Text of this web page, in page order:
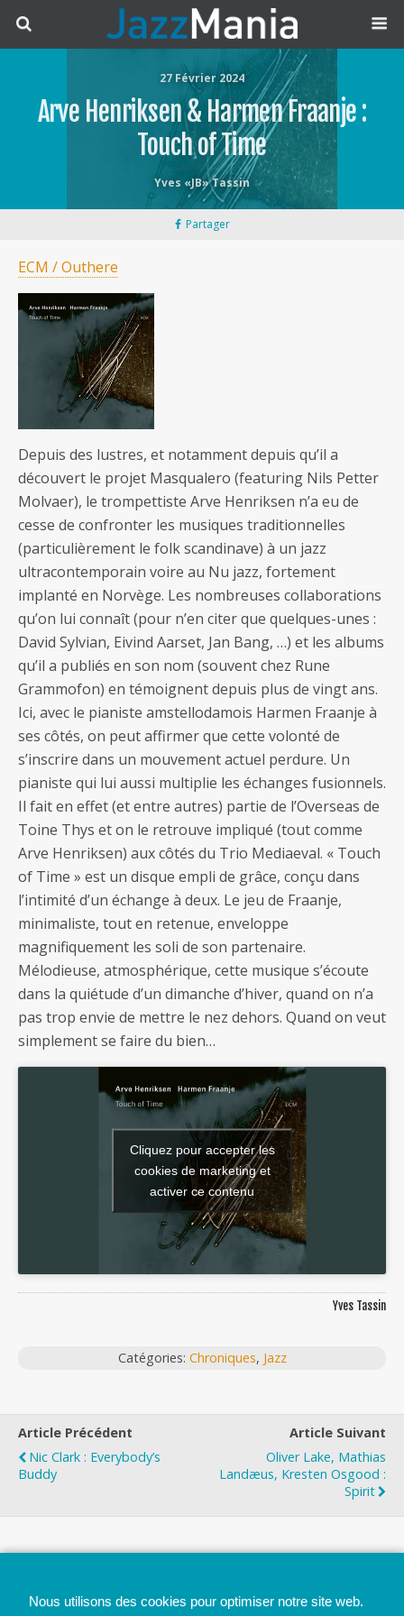
27 Février 2024
Arve Henriksen & Harmen Fraanje :
Touch of Time
Yves «JB» Tassin
Partager
ECM / Outhere
Depuis des lustres, et notamment depuis qu’il a
découvert le projet Masqualero (featuring Nils Petter
Molvaer), le trompettiste Arve Henriksen n’a eu de
cesse de confronter les musiques traditionnelles
(particulièrement le folk scandinave) à un jazz
ultracontemporain voire au Nu jazz, fortement
implanté en Norvège. Les nombreuses collaborations
qu’on lui connaît (pour n’en citer que quelques-unes :
David Sylvian, Eivind Aarset, Jan Bang, …) et les albums
qu’il a publiés en son nom (souvent chez Rune
Grammofon) en témoignent depuis plus de vingt ans.
Ici, avec le pianiste amstellodamois Harmen Fraanje à
ses côtés, on peut affirmer que cette volonté de
s’inscrire dans un mouvement actuel perdure. Un
pianiste qui lui aussi multiplie les échanges fusionnels.
Il fait en effet (et entre autres) partie de l’Overseas de
Toine Thys et on le retrouve impliqué (tout comme
Arve Henriksen) aux côtés du Trio Mediaeval. « Touch
of Time » est un disque empli de grâce, conçu dans
l’intimité d’un échange à deux. Le jeu de Fraanje,
minimaliste, tout en retenue, enveloppe
magnifiquement les soli de son partenaire.
Mélodieuse, atmosphérique, cette musique s’écoute
dans la quiétude d’un dimanche d’hiver, quand on n’a
pas trop envie de mettre le nez dehors. Quand on veut
simplement se faire du bien…
Cliquez pour accepter les
cookies de marketing et
activer ce contenu
Yves Tassin
Catégories: Chroniques, Jazz
Article Précédent
Nic Clark : Everybody’s
Buddy
Article Suivant
Oliver Lake, Mathias
Landæus, Kresten Osgood :
Spirit
Nous utilisons des cookies pour optimiser notre site web.